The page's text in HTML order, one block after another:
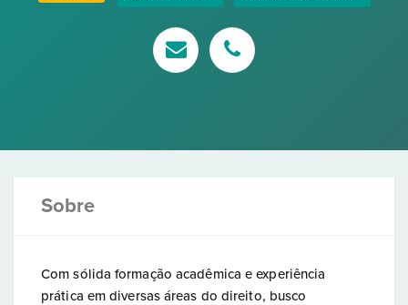
Sobre
Com sólida formação acadêmica e experiência
prática em diversas áreas do direito, busco